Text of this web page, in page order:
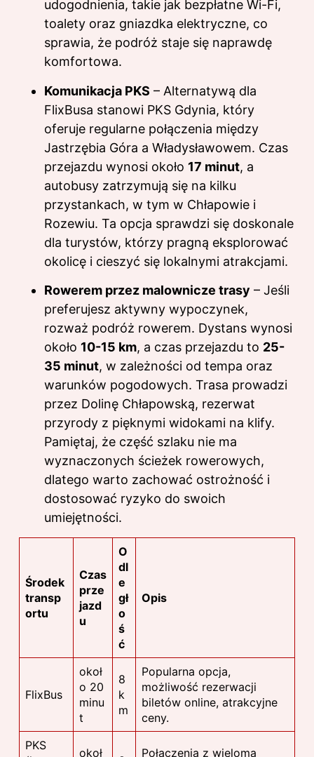
udogodnienia, takie jak bezpłatne Wi-Fi,
toalety oraz gniazdka elektryczne, co
sprawia, że podróż staje się naprawdę
komfortowa.
Komunikacja PKS – Alternatywą dla
FlixBusa stanowi PKS Gdynia, który
oferuje regularne połączenia między
Jastrzębia Góra a Władysławowem. Czas
przejazdu wynosi około 17 minut, a
autobusy zatrzymują się na kilku
przystankach, w tym w Chłapowie i
Rozewiu. Ta opcja sprawdzi się doskonale
dla turystów, którzy pragną eksplorować
okolicę i cieszyć się lokalnymi atrakcjami.
Rowerem przez malownicze trasy – Jeśli
preferujesz aktywny wypoczynek,
rozważ podróż rowerem. Dystans wynosi
około 10-15 km, a czas przejazdu to 25-
35 minut, w zależności od tempa oraz
warunków pogodowych. Trasa prowadzi
przez Dolinę Chłapowską, rezerwat
przyrody z pięknymi widokami na klify.
Pamiętaj, że część szlaku nie ma
wyznaczonych ścieżek rowerowych,
dlatego warto zachować ostrożność i
dostosować ryzyko do swoich
umiejętności.
Środek
transp
ortu
Czas
prze
jazd
u
O
dl
e
gł
o
ś
ć
Opis
FlixBus
okoł
o 20
minu
t
8
k
m
Popularna opcja,
możliwość rezerwacji
biletów online, atrakcyjne
ceny.
PKS
okoł
Połączenia z wieloma